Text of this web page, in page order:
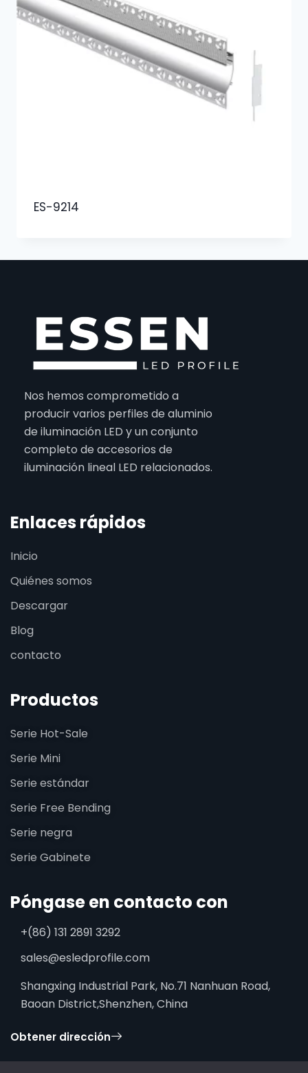
ES-9214
Nos hemos comprometido a
producir varios perfiles de aluminio
de iluminación LED y un conjunto
completo de accesorios de
iluminación lineal LED relacionados.
Enlaces rápidos
Inicio
Quiénes somos
Descargar
Blog
contacto
Productos
Serie Hot-Sale
Serie Mini
Serie estándar
Serie Free Bending
Serie negra
Serie Gabinete
Póngase en contacto con
+(86) 131 2891 3292
sales@esledprofile.com
Shangxing Industrial Park, No.71 Nanhuan Road,
Baoan District,Shenzhen, China
Obtener dirección